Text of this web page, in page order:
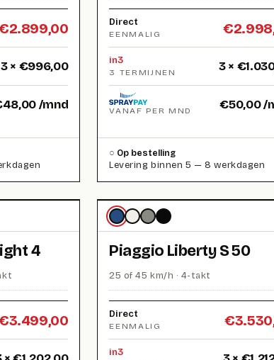
2.899,00
3 × €996,00
48,00/mnd
Direct
EENMALIG €
in3
3 TERMIJNEN 3 × €
VANAF PER MND €50,00/
Op bestelling
Levering binnen 5 — 8 werkdagen
4
3.499,00
Piaggio Liberty S 50
25 of 45 km/h · 4-takt
Direct
EENMALIG €
in3